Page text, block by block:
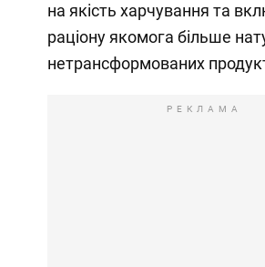
на якість харчування та
раціону якомога більше
нетрансформованих
РЕКЛАМА